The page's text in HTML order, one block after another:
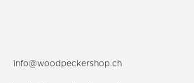
info@woodpeckershop.ch